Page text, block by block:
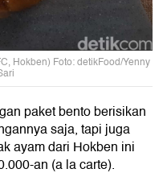
Hokben) Foto: detikFood/Yenny
paket bento berisikan
saja, tapi juga
ayam dari Hokben ini
an (a la carte).